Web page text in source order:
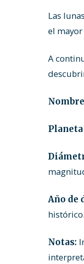
Las
el
A
Año de
histórico.
Notas: